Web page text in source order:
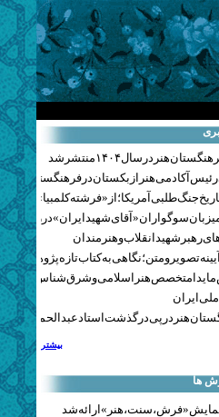
هنر در سال ۱۴۰۴ منتشر شد
آکادمی هنر ازبکستان در فرهنگستان هنر
جنگ‌طلبی آمریکا؛ از «فرشته کلمبیا» تا
سوگواران «آقای شهید ایران» در
رهبر شهید انقلاب و هنرمندان
تصویر و متن؛ نگاهی به کتاب تازه پژوهشکده
مایدا متخصص هنر اسلامی و شرق‌شناس
ایران
هنر در پی درگذشت استاد عبدالحمید
بیشتر
ها